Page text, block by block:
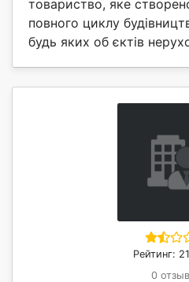
товариство, яке
повного циклу
будь яких об єктів
Рейтинг:
0